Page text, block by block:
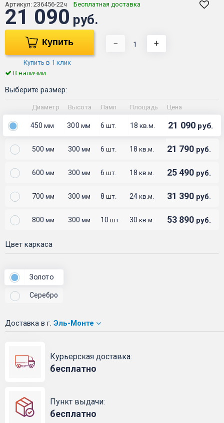
Артикул: 236456-22ч Бесплатная доставка
21 090 руб.
Купить
Купить в 1 клик
− +
В наличии
Выберите размер:
Диаметр Высота Ламп Площадь Цена
450мм 300 мм 6 шт. 18кв.м. 21 090 руб.
500 мм 300 мм 6 шт. 18 кв.м. 21 790 руб.
600 мм 300 мм 6 шт. 18 кв.м. 25 490 руб.
700 мм 300 мм 8 шт. 24 кв.м. 31 390 руб.
800 мм 300 мм 10 шт. 30 кв.м. 53 890 руб.
Цвет каркаса
Золото
Серебро
Доставка в г. Эль-Монте
Курьерская доставка:
бесплатно
Пункт выдачи:
бесплатно